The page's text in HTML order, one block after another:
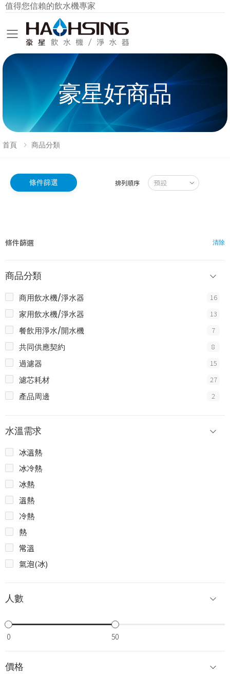
值得您信賴的飲水機專家
Toggle mobile menu
豪星好商品
首頁 商品分類
條件篩選 排列順序
條件篩選 清除
商品分類
商用飲水機/淨水器 16
家用飲水機/淨水器 13
餐飲用淨水/開水機 7
共同供應契約 8
過濾器 15
濾芯耗材 27
產品周邊 2
水溫需求
冰溫熱
冰冷熱
冰熱
溫熱
冷熱
熱
常溫
氣泡(冰)
人數
0 50
價格